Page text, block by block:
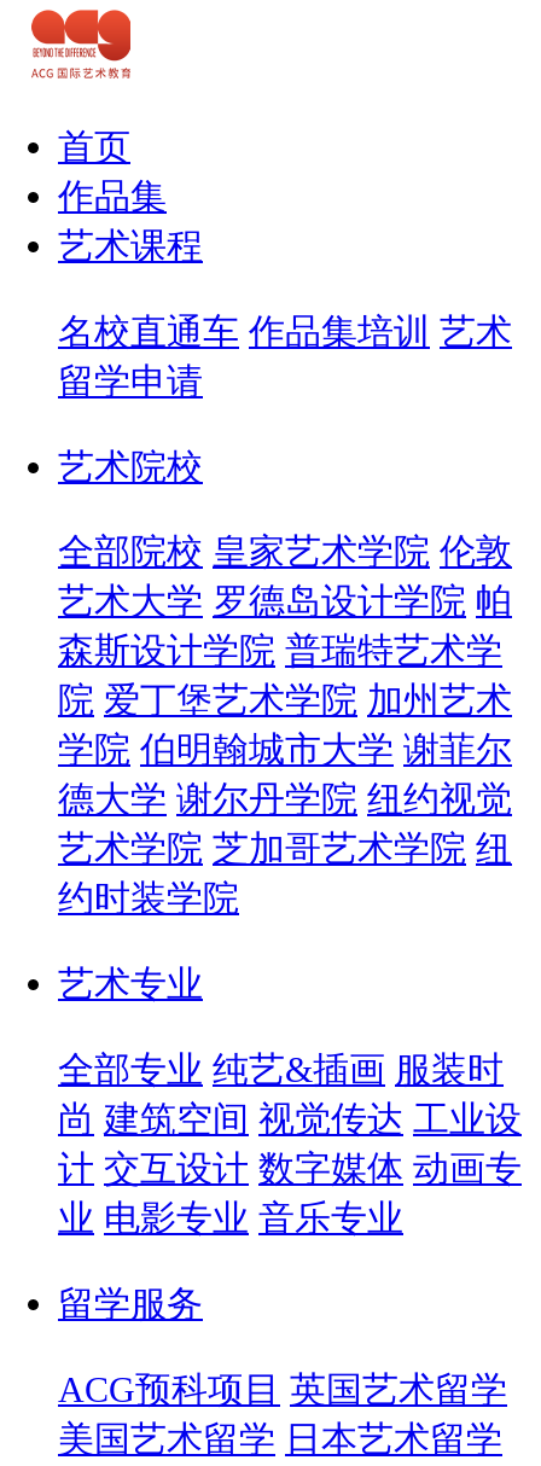
首页
作品集
艺术课程
名校直通车 作品集培训 艺术
留学申请
艺术院校
全部院校 皇家艺术学院 伦敦
艺术大学 罗德岛设计学院 帕
森斯设计学院 普瑞特艺术学
院 爱丁堡艺术学院 加州艺术
学院 伯明翰城市大学 谢菲尔
德大学 谢尔丹学院 纽约视觉
艺术学院 芝加哥艺术学院 纽
约时装学院
艺术专业
全部专业 纯艺&插画 服装时
尚 建筑空间 视觉传达 工业设
计 交互设计 数字媒体 动画专
业 电影专业 音乐专业
留学服务
ACG预科项目 英国艺术留学
美国艺术留学 日本艺术留学